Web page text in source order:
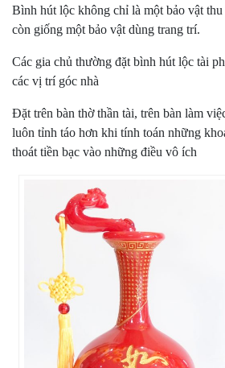
Bình hút lộc không chỉ là một bảo vật
còn giống một bảo vật dùng trang trí.
Các gia chủ thường đặt bình hút lộc tài
các vị trí góc nhà
Đặt trên bàn thờ thần tài, trên bàn làm
luôn tỉnh táo hơn khi tính toán những
thoát tiền bạc vào những điều vô ích